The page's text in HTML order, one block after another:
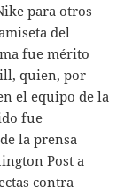
para otros
del
fue mérito
quien, por
el equipo de la
fue
la prensa
Post a
contra